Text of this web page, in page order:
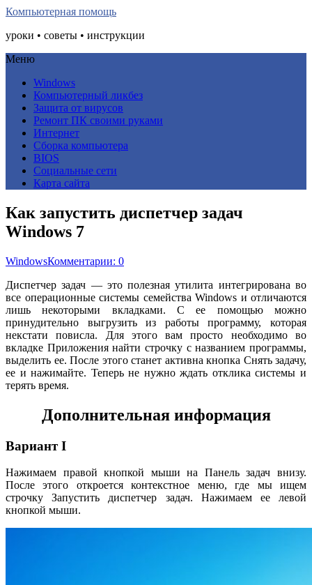
Компьютерная помощь
уроки • советы • инструкции
Меню
Windows
Компьютерный ликбез
Защита от вирусов
Ремонт ПК своими руками
Интернет
Сборка компьютера
BIOS
Социальные сети
Карта сайта
Как запустить диспетчер задач
Windows 7
WindowsКомментарии: 0
Диспетчер задач — это полезная утилита интегрирована во
все операционные системы семейства Windows и отличаются
лишь некоторыми вкладками. С ее помощью можно
принудительно выгрузить из работы программу, которая
некстати повисла. Для этого вам просто необходимо во
вкладке Приложения найти строчку с названием программы,
выделить ее. После этого станет активна кнопка Снять задачу,
ее и нажимайте. Теперь не нужно ждать отклика системы и
терять время.
Дополнительная информация
Вариант I
Нажимаем правой кнопкой мыши на Панель задач внизу.
После этого откроется контекстное меню, где мы ищем
строчку Запустить диспетчер задач. Нажимаем ее левой
кнопкой мыши.